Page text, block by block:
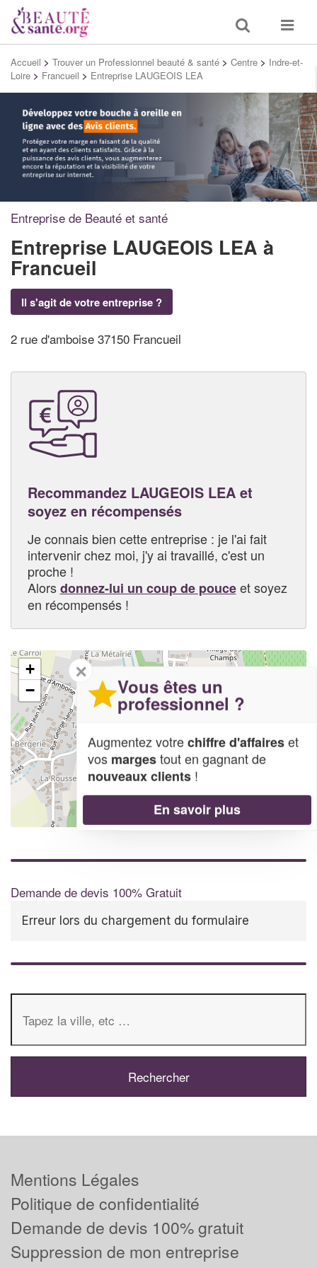
Toggle
search
Toggle
Accueil > Trouver un Professionnel beauté & santé > Centre > Indre-et-
Loire > Francueil > Entreprise LAUGEOIS LEA
Entreprise de Beauté et santé
Entreprise LAUGEOIS LEA à
Francueil
Il s'agit de votre entreprise ?
2 rue d'amboise 37150 Francueil
Recommandez LAUGEOIS LEA et
soyez en récompensés
Je connais bien cette entreprise : je l'ai fait
intervenir chez moi, j'y ai travaillé, c'est un
proche !
Alorsdonnez-lui un coup de pouceet soyez
en récompensés !
+
−
Demande de devis 100% Gratuit
Erreur lors du chargement du formulaire
✕
Vous êtes un
professionnel ?
Augmentez votrechiffre d'affaireset
vos margestout en gagnant de
nouveaux clients !
En savoir plus
Mentions Légales
Politique de confidentialité
Demande de devis 100% gratuit
Suppression de mon entreprise